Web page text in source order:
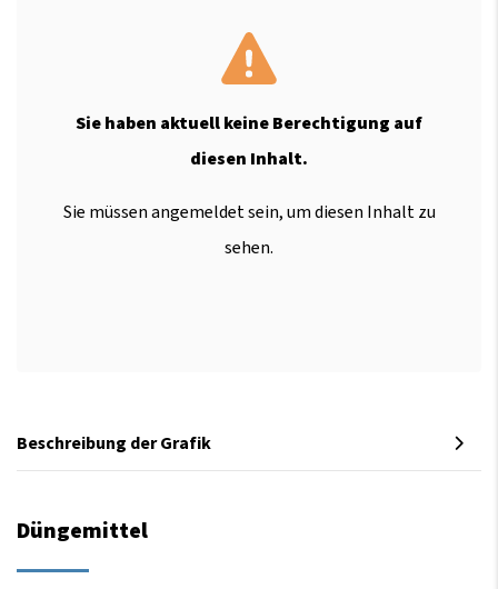
Sie haben aktuell keine Berechtigung auf
diesen Inhalt.
Sie müssen angemeldet sein, um diesen Inhalt zu
sehen.
Beschreibung der Grafik
Düngemittel